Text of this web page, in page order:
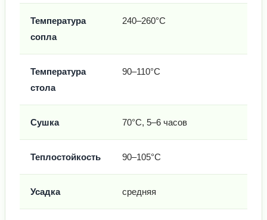
Температура
сопла
240–260°C
Температура
стола
90–110°C
Сушка 70°C, 5–6 часов
Теплостойкость 90–105°C
Усадка средняя